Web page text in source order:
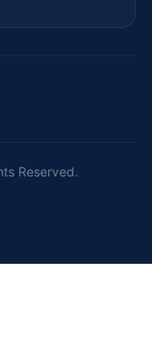
Reserved.